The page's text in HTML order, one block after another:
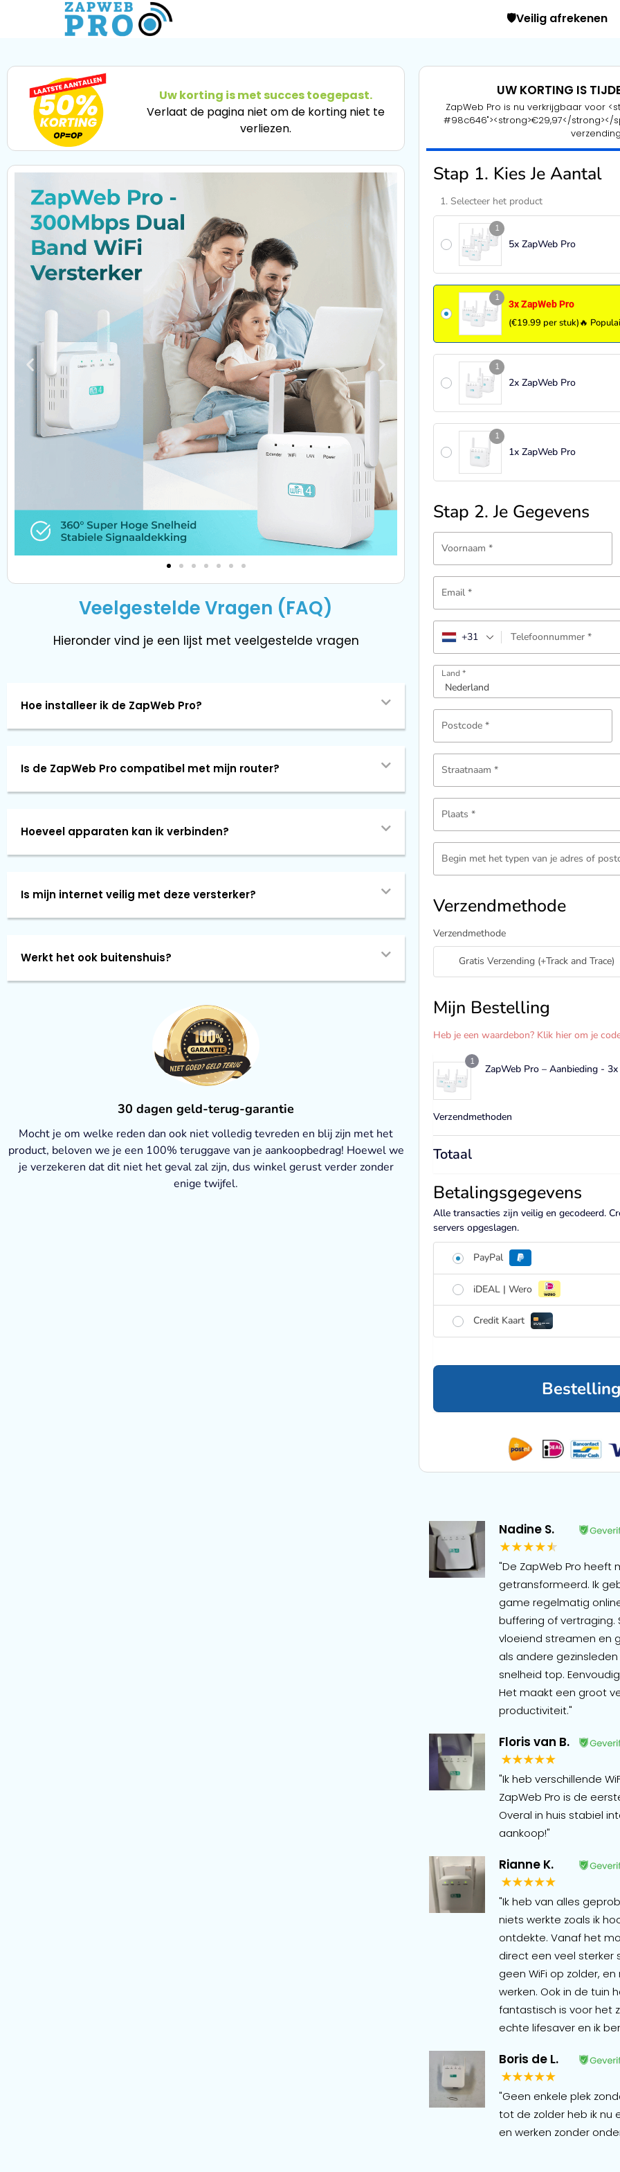
🛡️Veilig afrekenen
Uw korting is met succes toegepast.
Verlaat de pagina niet om de korting niet te
verliezen.
Veelgestelde Vragen (FAQ)
Hieronder vind je een lijst met veelgestelde vragen​
Hoe installeer ik de ZapWeb Pro?
Is de ZapWeb Pro compatibel met mijn router?
Hoeveel apparaten kan ik verbinden?
Is mijn internet veilig met deze versterker?
Werkt het ook buitenshuis?
30 dagen geld-terug-garantie
Mocht je om welke reden dan ook niet volledig tevreden en blij zijn met het
product, beloven we je een 100% teruggave van je aankoopbedrag! Hoewel we
je verzekeren dat dit niet het geval zal zijn, dus winkel gerust verder zonder
enige twijfel.
UW KORTING IS
ZapWeb Pro is nu verkrijgbaar voor
#98c646"><strong>€29,97</strong></
Stap 1. Kies Je Aantal
1. Selecteer het product
1
5x ZapWeb Pro
1
3x ZapWeb Pro
(€19.99 per stuk)🔥
1
2x ZapWeb Pro
1
1x ZapWeb Pro
Stap 2. Je Gegevens
Voornaam *
Email *
Telefoonnummer *
+31
Land*
Postcode *
Straatnaam *
Plaats *
Begin met het typen van je adres of
Verzendmethode
Verzendmethode
Gratis Verzending (+Track and Trace)
Mijn Bestelling
Heb je een waardebon? Klik hier om je
1
ZapWeb Pro – Aanbieding -
Verzendmethoden
Totaal
Betalingsgegevens
Alle transacties zijn veilig en gecodeerd.
servers opgeslagen.
PayPal
iDEAL | Wero
Credit Kaart
Nadine S.
"De ZapWeb Pro heeft
getransformeerd. Ik
game regelmatig
buffering of vertraging.
vloeiend streamen en
als andere
snelheid top.
Het maakt een groot
productiviteit."
Floris van B.
"Ik heb verschillende
ZapWeb Pro is de
Overal in huis stabiel
aankoop!"
Rianne K.
"Ik heb van alles
niets werkte zoals ik
ontdekte. Vanaf het
direct een veel sterker
geen WiFi op zolder,
werken. Ook in de tuin
fantastisch is voor het
echte lifesaver en ik
Boris de L.
"Geen enkele plek
tot de zolder heb ik nu
en werken zonder